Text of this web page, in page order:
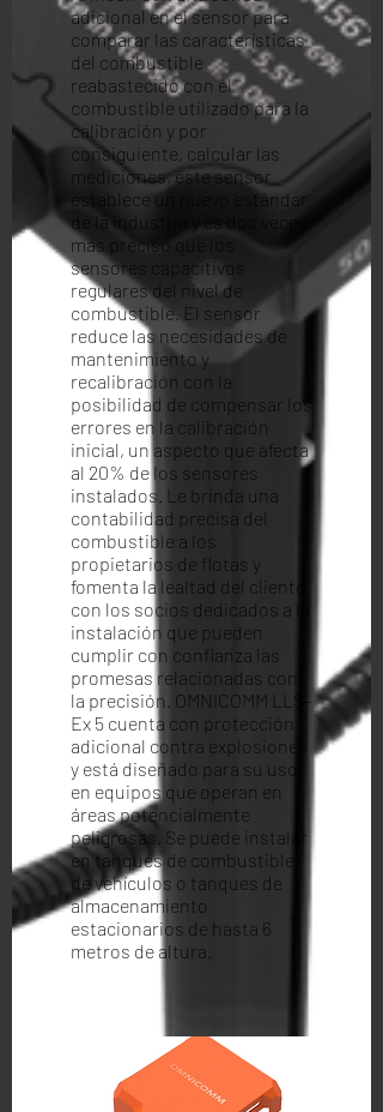
adicional en el sensor para
comparar las características
del combustible
reabastecido con el
combustible utilizado para la
calibración y por
consiguiente, calcular las
mediciones, este sensor
establece un nuevo estándar
de la industria y es dos veces
más preciso que los
sensores capacitivos
regulares del nivel de
combustible. El sensor
reduce las necesidades de
mantenimiento y
recalibración con la
posibilidad de compensar los
errores en la calibración
inicial, un aspecto que afecta
al 20% de los sensores
instalados. Le brinda una
contabilidad precisa del
combustible a los
propietarios de flotas y
fomenta la lealtad del cliente
con los socios dedicados a la
instalación que pueden
cumplir con confianza las
promesas relacionadas con
la precisión. OMNICOMM LLS-
Ex 5 cuenta con protección
adicional contra explosiones
y está diseñado para su uso
en equipos que operan en
áreas potencialmente
peligrosas. Se puede instalar
en tanques de combustible
de vehículos o tanques de
almacenamiento
estacionarios de hasta 6
metros de altura.